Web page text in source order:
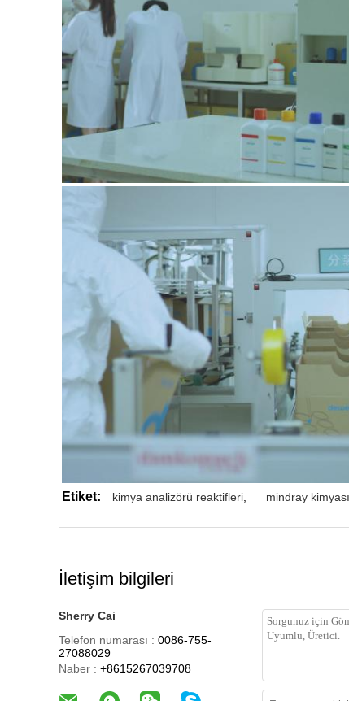
Etiket: kimya analizörü reaktifleri, mindray
İletişim bilgileri
Sherry Cai
Telefon numarası : 0086-755-
27088029
Naber : +8615267039708